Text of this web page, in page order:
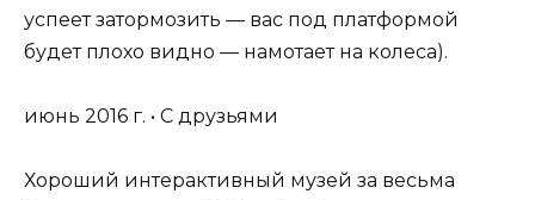
успеет затормозить — вас под платформой
будет плохо видно — намотает на колеса).
июнь 2016 г. • С друзьями
Хороший интерактивный музей за весьма